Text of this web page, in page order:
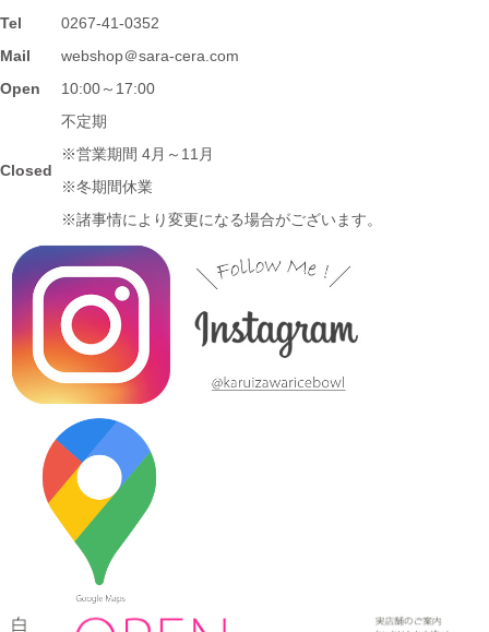
2024/3/12
≪マガジンで掲載されました≫ 名鉄グループエリア 魅力発見マ
ガジンWind 2021年3月号「田縣神社前駅」に 白いごはん器のお
店 らいすぼーる 小牧店が掲載されました。
『お米特集』コーナーで MAG!C☆PRINCEの平野泰新さんが白
いごはん器のお店 らいすぼーる 春日井店にいらっしゃいまし
2024/3/12
スカ！ハピスタ『美味しく見える!?器の選び方』コーナーで 白い
ごはん器のお店 らいすぼーる 春日井店が紹介されました。
2024/3/12
≪マガジンで掲載されました≫ 流行発信MOOK おでかけ春日井
守山小牧2019-2020 2019年4月号に 白いごはん器のお店 らいす
ぼーる 春日井店が掲載されました。
Tel
0267-41-0352
Mail
webshop＠sara-cera.com
Open
10:00～17:00
Closed
不定期
※営業期間 4月～11月
※冬期間休業
※諸事情により変更になる場合がございます。